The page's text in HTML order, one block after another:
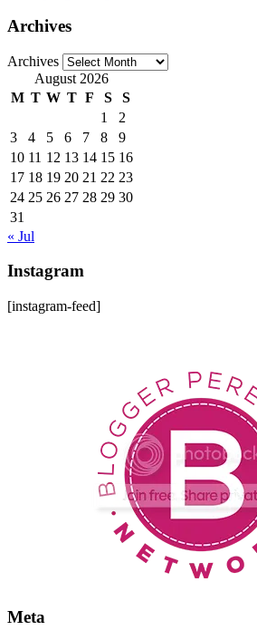
Archives
Archives
August 2026
M T W T F S
S
1
2
3
4 5 6 7 8
9
10 11 12 13 14 15 16
17 18 19 20 21 22 23
24 25 26 27 28 29 30
31
« Jul
Instagram
[instagram-feed]
Meta